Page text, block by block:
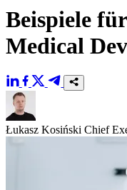
Beispiele
Medical
Łukasz Kosiński Chief